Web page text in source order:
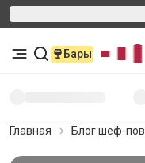
Бары
Главная Блог шеф-